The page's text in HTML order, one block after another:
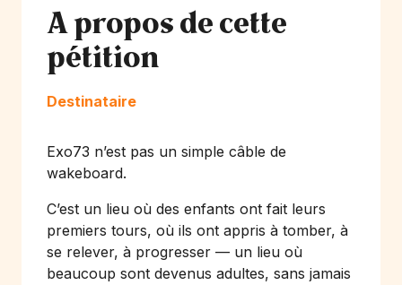
A propos de cette
pétition
Destinataire
Exo73 n’est pas un simple câble de
wakeboard.
C’est un lieu où des enfants ont fait leurs
premiers tours, où ils ont appris à tomber, à
se relever, à progresser — un lieu où
beaucoup sont devenus adultes, sans jamais